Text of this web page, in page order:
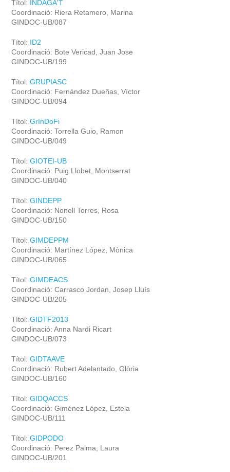
Títol: INDAGA'T
Coordinació: Riera Retamero, Marina
GINDOC-UB/087
Títol: ID2
Coordinació: Bote Vericad, Juan Jose
GINDOC-UB/199
Títol: GRUPIASC
Coordinació: Fernández Dueñas, Víctor
GINDOC-UB/094
Títol: GrInDoFi
Coordinació: Torrella Guio, Ramon
GINDOC-UB/049
Títol: GIOTEI-UB
Coordinació: Puig Llobet, Montserrat
GINDOC-UB/040
Títol: GINDEPP
Coordinació: Nonell Torres, Rosa
GINDOC-UB/150
Títol: GIMDEPPM
Coordinació: Martínez López, Mònica
GINDOC-UB/065
Títol: GIMDEACS
Coordinació: Carrasco Jordan, Josep Lluís
GINDOC-UB/205
Títol: GIDTF2013
Coordinació: Anna Nardi Ricart
GINDOC-UB/073
Títol: GIDTAAVE
Coordinació: Rubert Adelantado, Glòria
GINDOC-UB/160
Títol: GIDQACCS
Coordinació: Giménez López, Estela
GINDOC-UB/111
Títol: GIDPODO
Coordinació: Perez Palma, Laura
GINDOC-UB/201